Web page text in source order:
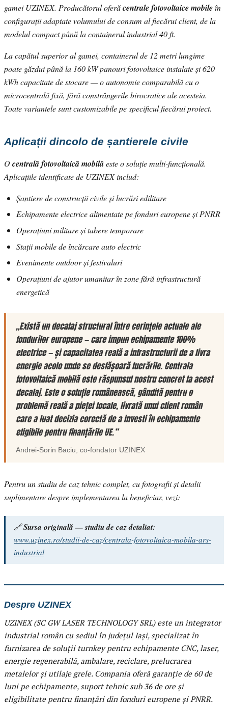
gamei UZINEX. Producătorul oferăcentrale fotovoltaice mobileîn
configurații adaptate volumului de consum al fiecărui client, de la
modelul compact până la containerul industrial 40 ft.
La capătul superior al gamei, containerul de 12 metri lungime
poate găzdui până la 160 kW panouri fotovoltaice instalate și 620
kWh capacitate de stocare — o autonomie comparabilă cu o
microcentrală fixă, fără constrângerile birocratice ale acesteia.
Toate variantele sunt customizabile pe specificul fiecărui proiect.
Aplicații dincolo de șantierele civile
Ocentrală fotovoltaică mobilăeste o soluție multi-funcțională.
Aplicațiile identificate de UZINEX includ:
Șantiere de construcții civile și lucrări edilitare
Echipamente electrice alimentate pe fonduri europene și PNRR
Operațiuni militare și tabere temporare
Stații mobile de încărcare auto electric
Evenimente outdoor și festivaluri
Operațiuni de ajutor umanitar în zone fără infrastructură
energetică
„Există un decalaj structural între cerințele actuale ale
fondurilor europene — care impun echipamente 100%
electrice — și capacitatea reală a infrastructurii de a livra
energie acolo unde se desfășoară lucrările. Centrala
fotovoltaică mobilă este răspunsul nostru concret la acest
decalaj. Este o soluție românească, gândită pentru o
problemă reală a pieței locale, livrată unui client român
care a luat decizia corectă de a investi în echipamente
eligibile pentru finanțările UE.”
Andrei-Sorin Baciu, co-fondator UZINEX
Pentru un studiu de caz tehnic complet, cu fotografii și detalii
suplimentare despre implementarea la beneficiar, vezi:
🔗Sursa originală — studiu de caz detaliat:
www.uzinex.ro/studii-de-caz/centrala-fotovoltaica-mobila-ars-
industrial
Despre UZINEX
UZINEX (SC GW LASER TECHNOLOGY SRL) este un integrator
industrial român cu sediul în județul Iași, specializat în
furnizarea de soluții turnkey pentru echipamente CNC, laser,
energie regenerabilă, ambalare, reciclare, prelucrarea
metalelor și utilaje grele. Compania oferă garanție de 60 de
luni pe echipamente, suport tehnic sub 36 de ore și
eligibilitate pentru finanțări din fonduri europene și PNRR.